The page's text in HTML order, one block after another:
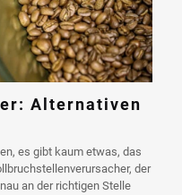
Alternativen
es gibt kaum etwas, das
der
an der richtigen Stelle